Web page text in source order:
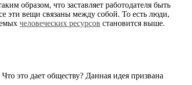
образом, что заставляет работодателя быть
эти вещи связаны между собой. То есть люди,
человеческих ресурсов становится выше.
это дает обществу? Данная идея призвана